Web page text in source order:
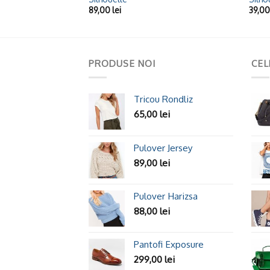
89,00lei
PRODUSE NOI
Tricou Rondliz
65,00 lei
Pulover Jersey
89,00 lei
Pulover Harizsa
88,00 lei
Pantofi Exposure
299,00 lei